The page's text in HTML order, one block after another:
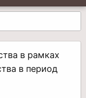
в рамках
в период